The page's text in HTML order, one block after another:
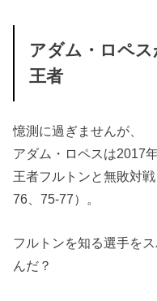
アダム・ロペ
王者
憶測に過ぎませんが、
アダム・ロペスは2017
王者フルトンと無敗対
76、75-77）。
フルトンを知る選手を
んだ？